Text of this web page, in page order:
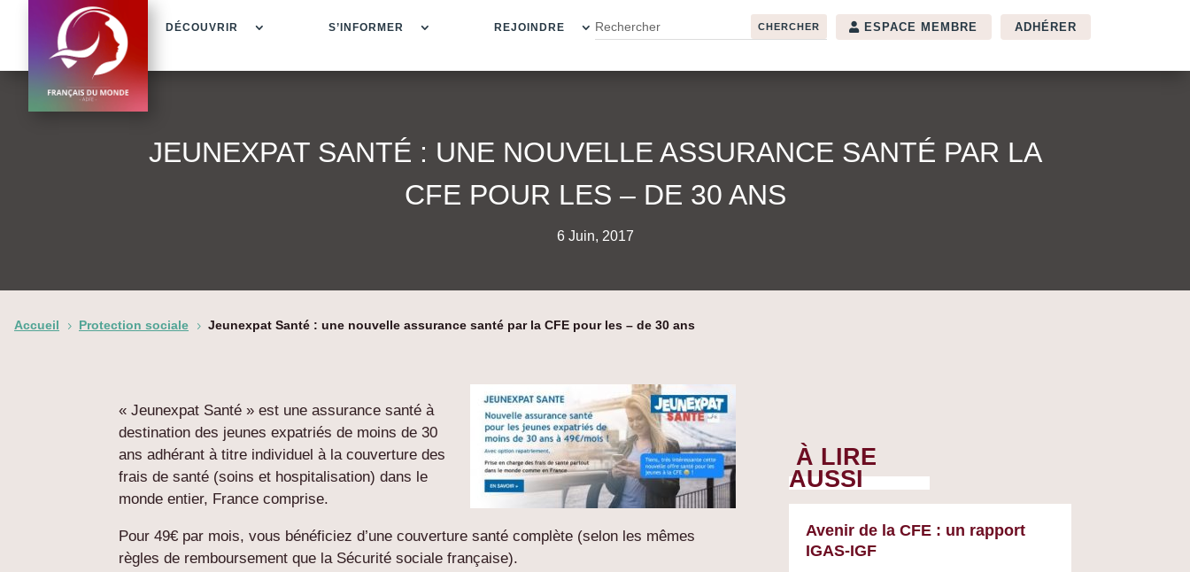
DÉCOUVRIR S’INFORMER REJOINDRE ESPACE MEMBRE ADHÉRER
JEUNEXPAT SANTÉ : UNE NOUVELLE ASSURANCE SANTÉ PAR LA
CFE POUR LES – DE 30 ANS
6 Juin, 2017
Accueil 5 Protection sociale 5 Jeunexpat Santé : une nouvelle assurance santé par la CFE pour les – de 30 ans
« Jeunexpat Santé » est une assurance santé à
destination des jeunes expatriés de moins de 30
ans adhérant à titre individuel à la couverture des
frais de santé (soins et hospitalisation) dans le
monde entier, France comprise.
Pour 49€ par mois, vous bénéficiez d’une couverture santé complète (selon les mêmes
règles de remboursement que la Sécurité sociale française).
À LIRE
AUSSI
Avenir de la CFE : un rapport
IGAS-IGF